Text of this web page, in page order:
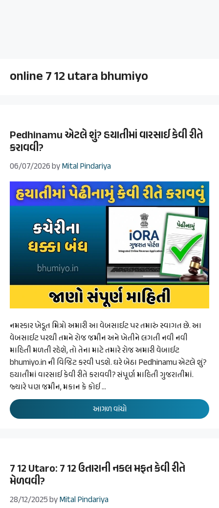
online 7 12 utara bhumiyo
Pedhinamu એટલે શું? હયાતીમાં વારસાઈ કેવી રીતે
કરાવવી?
06/07/2026byMital Pindariya
નમસ્કાર ખેડૂત મિત્રો અમારી આ વેબસાઈટ પર તમારું સ્વાગત છે. આ
વેબસાઈટ પરથી તમને રોજ જમીન અને ખેતીને લગતી નવી નવી
માહિતી મળતી રહેશે, તો તેના માટે તમારે રોજ અમારી વેબાઈટ
bhumiyo.in ની વિજિટ કરવી પડશે. ઘરે બેઠા Pedhinamu એટલે શું?
હયાતીમાં વારસાઈ કેવી રીતે કરાવવી? સંપૂર્ણ માહિતી ગુજરાતીમાં.
જ્યારે પણ જમીન, મકાન કે કોઈ …
આગળ વાંચો
7 12 Utaro: 7 12 ઉતારાની નકલ મફત કેવી રીતે
મેળવવી?
28/12/2025byMital Pindariya